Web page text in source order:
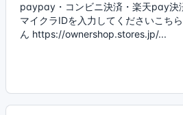
paypay・コンビニ決済・楽天pay決
マイクラIDを入力してくださいこち
ん https://ownershop.stores.jp/...